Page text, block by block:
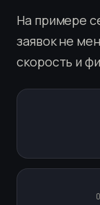
На примере
заявок не
скорость и